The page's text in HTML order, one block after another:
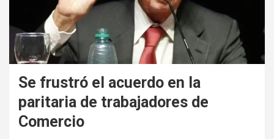
Se frustró el acuerdo en la
paritaria de trabajadores de
Comercio